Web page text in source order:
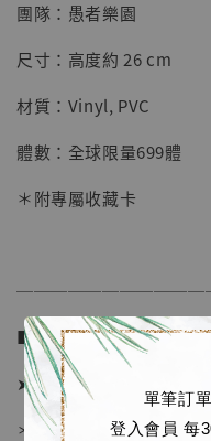
單筆訂
登入會員 每
【店內現貨】七
明紀念款 [奇蹟
NT$ 5,580
團隊：愚者樂園
尺寸：高度約 26 cm
材質：Vinyl, PVC
體數：全球限量699體
＊附專屬收藏卡
■ 販售資訊 (NT$)：
➤ 價格 3980元 (訂金1000)
＊價格已包含國際運費 (